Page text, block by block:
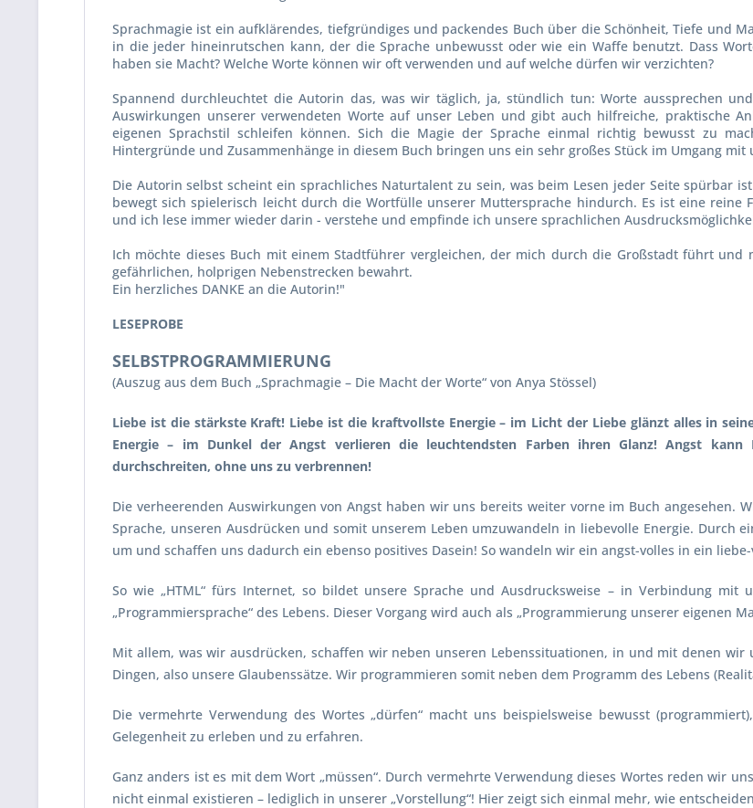
Sprachmagie ist ein aufklärendes, tiefgründiges und packendes Buch über die Schönheit, Tiefe und
in die jeder hineinrutschen kann, der die Sprache unbewusst oder wie ein Waffe benutzt. Dass
haben sie Macht? Welche Worte können wir oft verwenden und auf welche dürfen wir verzichten?
Spannend durchleuchtet die Autorin das, was wir täglich, ja, stündlich tun: Worte aussprechen
Auswirkungen unserer verwendeten Worte auf unser Leben und gibt auch hilfreiche, praktische
eigenen Sprachstil schleifen können. Sich die Magie der Sprache einmal richtig bewusst zu
Hintergründe und Zusammenhänge in diesem Buch bringen uns ein sehr großes Stück im Umgang mit
Die Autorin selbst scheint ein sprachliches Naturtalent zu sein, was beim Lesen jeder Seite spürbar
bewegt sich spielerisch leicht durch die Wortfülle unserer Muttersprache hindurch. Es ist eine reine
und ich lese immer wieder darin - verstehe und empfinde ich unsere sprachlichen
Ich möchte dieses Buch mit einem Stadtführer vergleichen, der mich durch die Großstadt führt
gefährlichen, holprigen Nebenstrecken bewahrt.
Ein herzliches DANKE an die Autorin!"
LESEPROBE
SELBSTPROGRAMMIERUNG
(Auszug aus dem Buch „Sprachmagie – Die Macht der Worte“ von Anya Stössel)
Liebe ist die stärkste Kraft! Liebe ist die kraftvollste Energie – im Licht der Liebe glänzt alles in
Energie – im Dunkel der Angst verlieren die leuchtendsten Farben ihren Glanz! Angst
durchschreiten, ohne uns zu verbrennen!
Die verheerenden Auswirkungen von Angst haben wir uns bereits weiter vorne im Buch angesehen.
Sprache, unseren Ausdrücken und somit unserem Leben umzuwandeln in liebevolle Energie. Durch
um und schaffen uns dadurch ein ebenso positives Dasein! So wandeln wir ein angst-volles in ein liebe-
So wie „HTML“ fürs Internet, so bildet unsere Sprache und Ausdrucksweise – in Verbindung mit
„Programmiersprache“ des Lebens. Dieser Vorgang wird auch als „Programmierung unserer eigenen
Mit allem, was wir ausdrücken, schaffen wir neben unseren Lebenssituationen, in und mit denen
Dingen, also unsere Glaubenssätze. Wir programmieren somit neben dem Programm des Lebens
Die vermehrte Verwendung des Wortes „dürfen“ macht uns beispielsweise bewusst
Gelegenheit zu erleben und zu erfahren.
Ganz anders ist es mit dem Wort „müssen“. Durch vermehrte Verwendung dieses Wortes reden wir
nicht einmal existieren – lediglich in unserer „Vorstellung“! Hier zeigt sich einmal mehr, wie